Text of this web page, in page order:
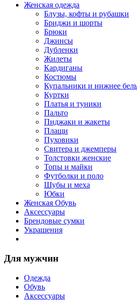
Женская одежда
Блузы, кофты и рубашки
Бриджи и шорты
Брюки
Джинсы
Дубленки
Жилеты
Кардиганы
Костюмы
Купальники и нижнее
Куртки
Платья и туники
Пальто
Пиджаки и жакеты
Плащи
Пуховики
Свитера и джемперы
Толстовки женские
Топы и майки
Футболки и поло
Шубы и меха
Юбки
Женская Обувь
Аксессуары
Брендовые сумки
Украшения
Для мужчин
Одежда
Обувь
Аксессуары